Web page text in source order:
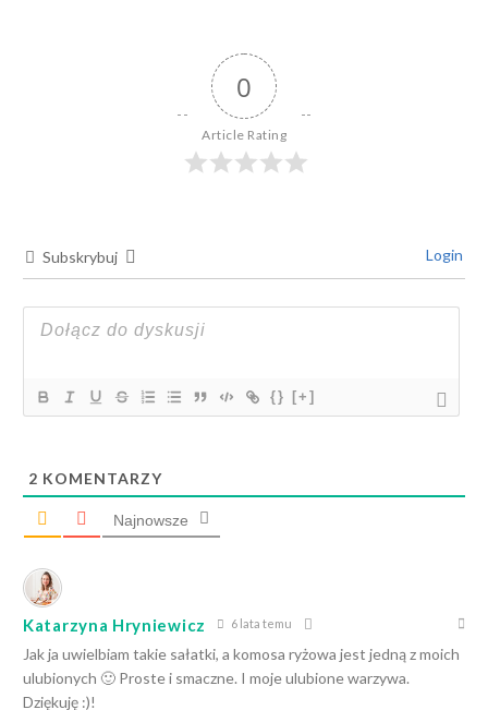
0
Article Rating
Subskrybuj Login
{} [+]
2 KOMENTARZY
Najnowsze
Katarzyna Hryniewicz 6 lata temu
Jak ja uwielbiam takie sałatki, a komosa ryżowa jest jedną z moich
ulubionych 🙂 Proste i smaczne. I moje ulubione warzywa.
Dziękuję :)!